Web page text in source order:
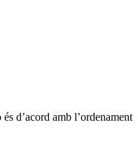
d’acord amb l’ordenament